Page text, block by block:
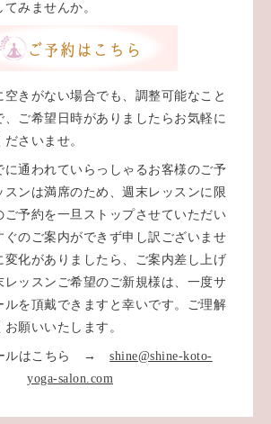
みませんか。
空きがない場合でも、調整可能なこと
、ご希望日時がありましたらお気軽に
さいませ。
に通われていらっしゃるお客様のご予
スンは満席のため、週末レッスンに限
ご予約を一旦ストップさせていただい
ぐのご案内ができず申し訳ございませ
変化がありましたら、ご案内差し上げ
レッスンご希望のご新規様は、一度サ
ルを頂戴できますと幸いです。ご理解
願いいたします。
ールはこちら →shine@shine-koto-
yoga-salon.com